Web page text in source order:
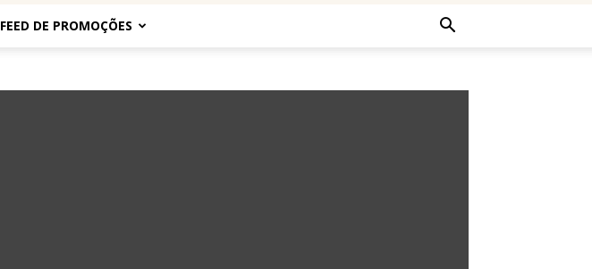
FEED DE PROMOÇÕES